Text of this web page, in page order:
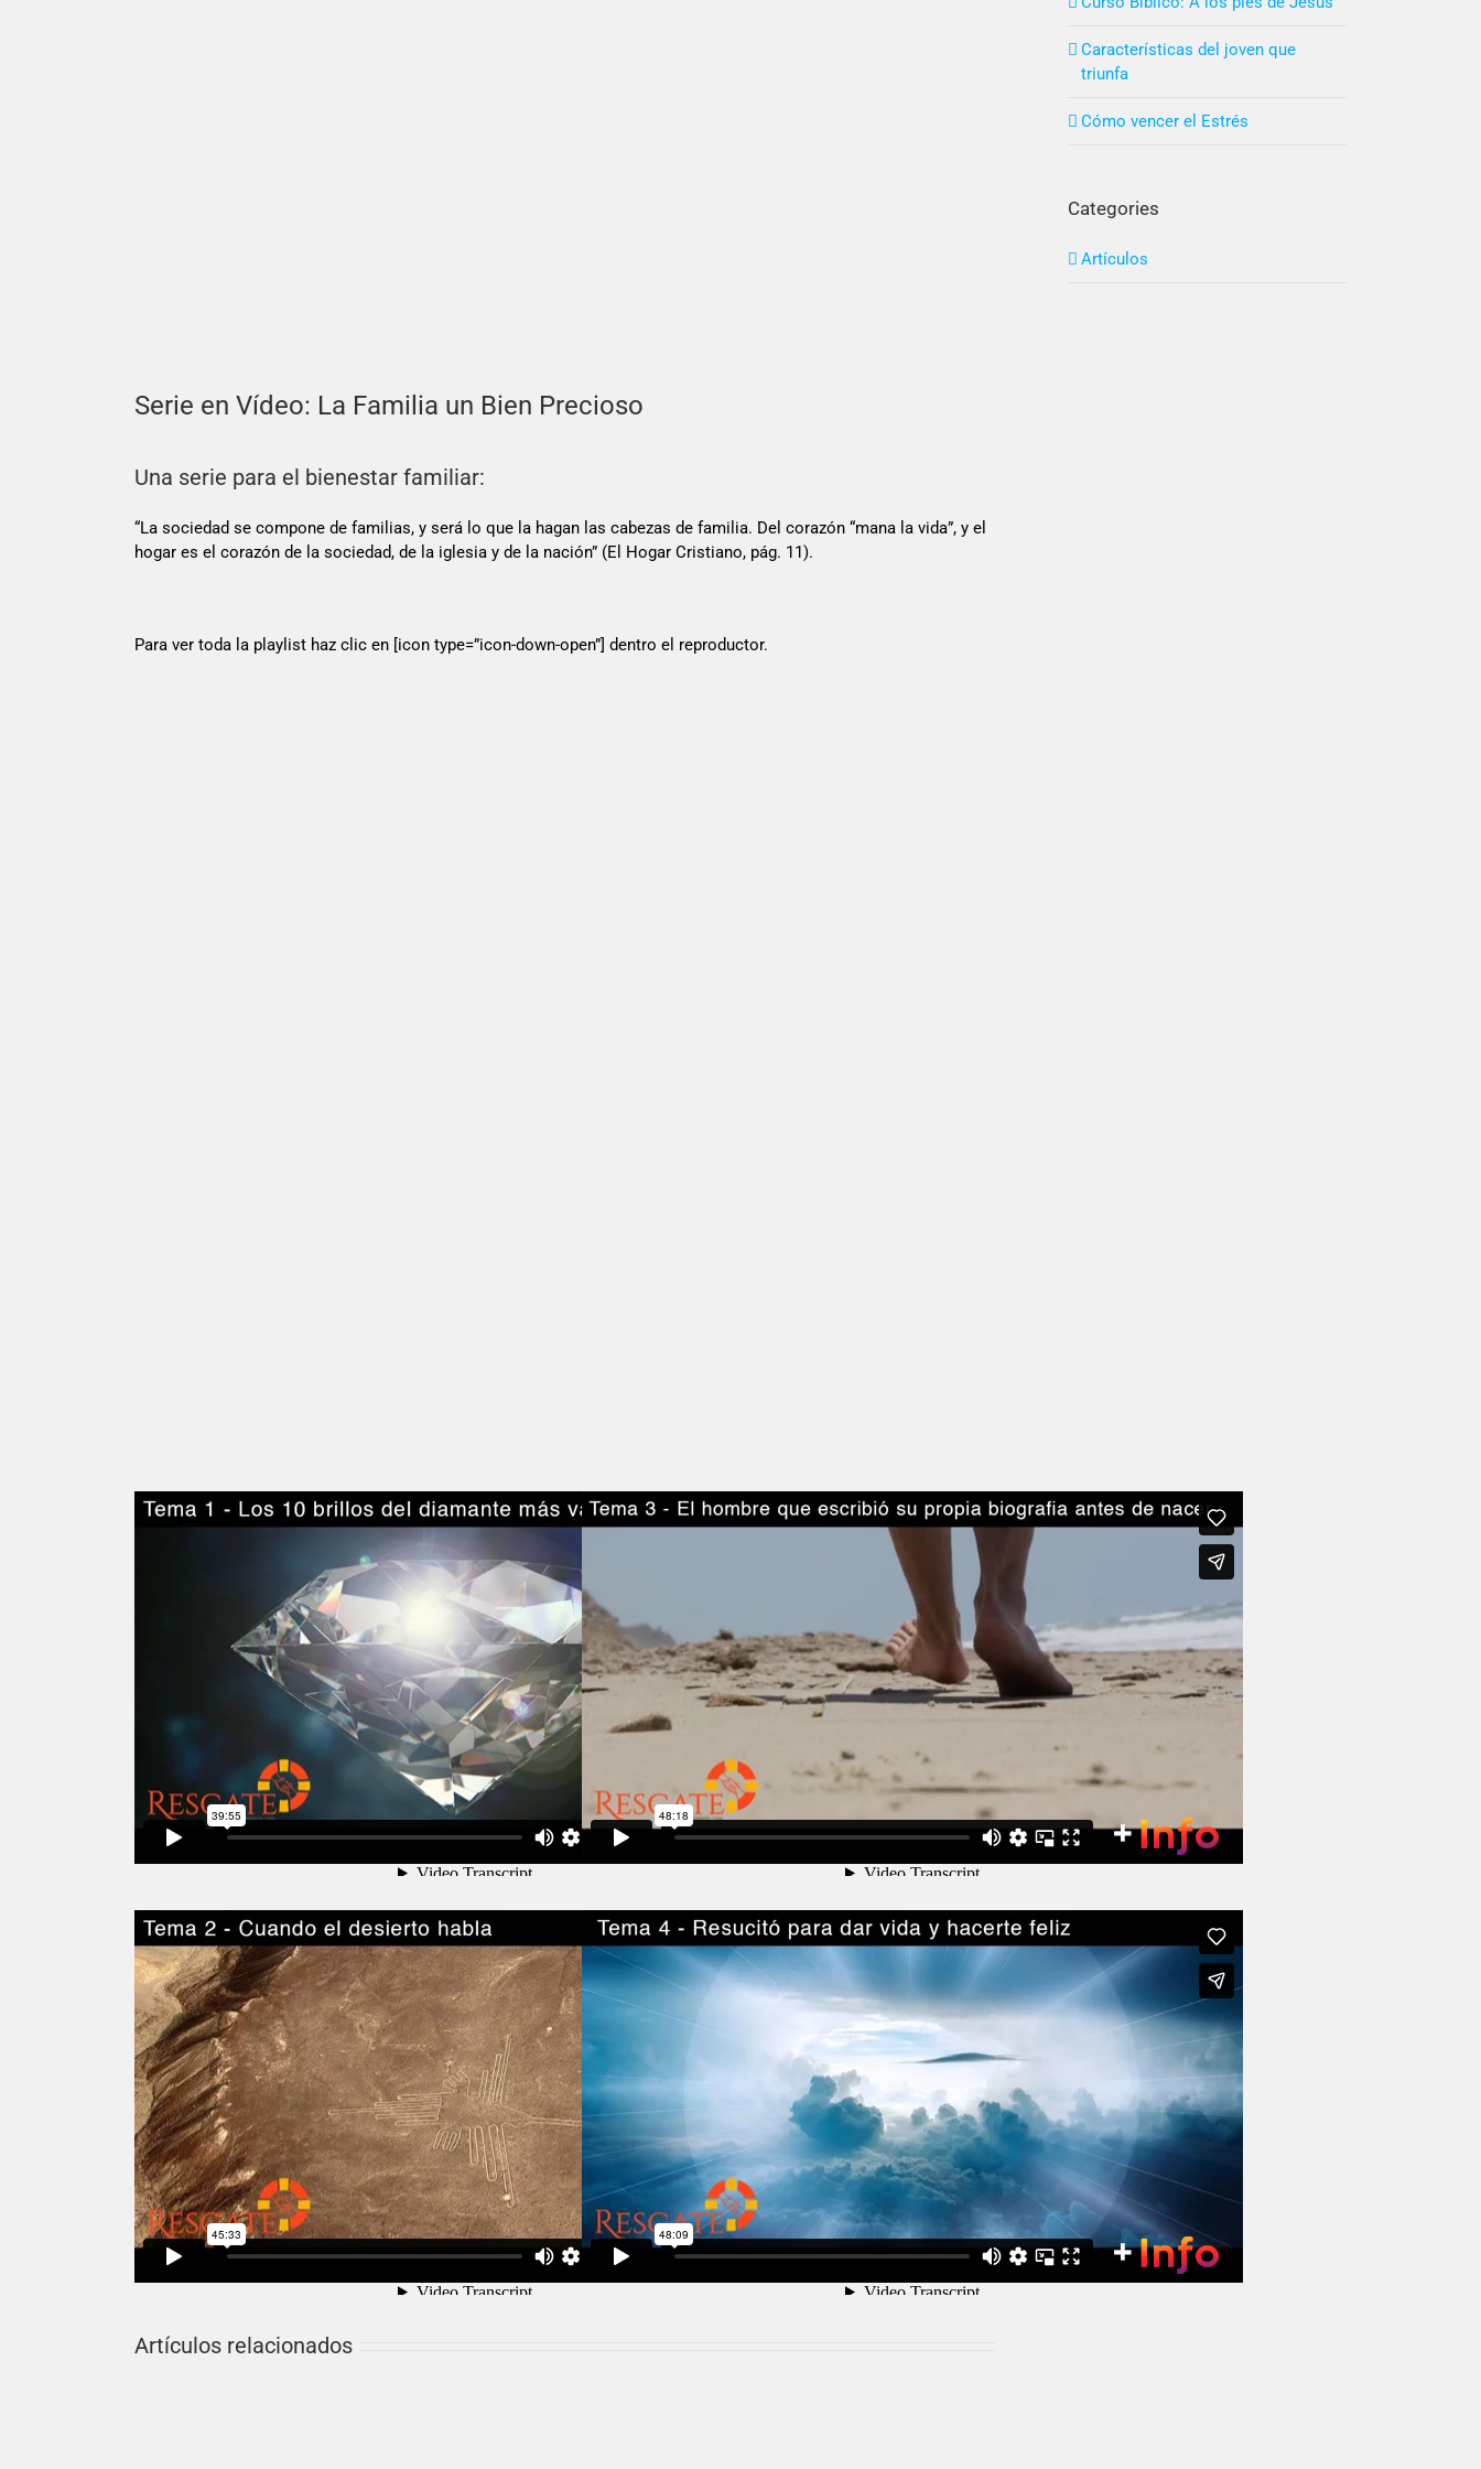
Serie en Vídeo: La Familia un Bien Precioso
Una serie para el bienestar familiar:
“La sociedad se compone de familias, y será lo que la hagan las cabezas de familia. Del corazón “mana la vida”, y el
hogar es el corazón de la sociedad, de la iglesia y de la nación” (El Hogar Cristiano, pág. 11).
Para ver toda la playlist haz clic en [icon type=”icon-down-open”] dentro el reproductor.
Pormichael | May 11th, 2018 Artículos | Sin comentarios
Share This Story, Choose Your Platform! Facebook
X LinkedInWhatsApp
TumblrPinterest
Correo
electrónico
Artículos relacionados
Características del joven que
triunfa
Cómo vencer el Estrés
Categories
Artículos